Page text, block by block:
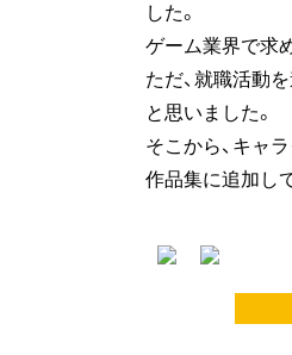
した。
ゲーム業界で求
ただ、就職活動
と思いました。
そこから、キャ
作品集に追加し